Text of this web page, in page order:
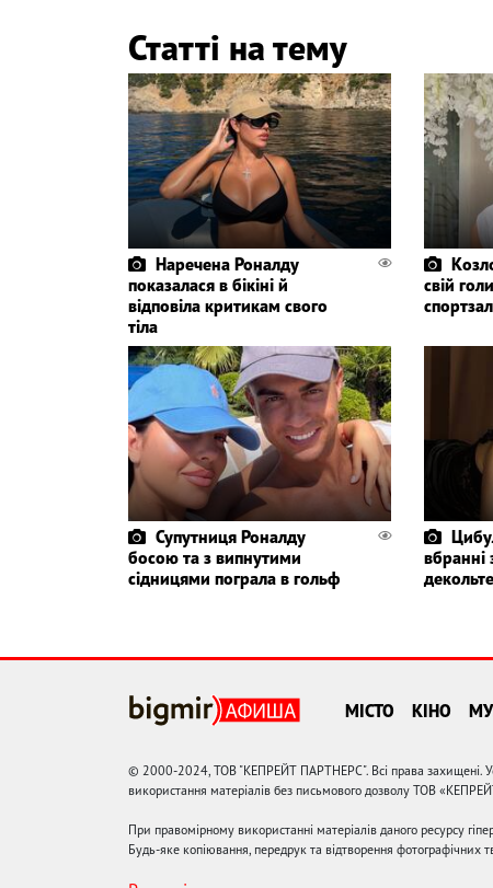
Статті на тему
Наречена Роналду
показалася в бікіні й
відповіла критикам свого
тіла
свій
Супутниця Роналду
босою та з випнутими
сідницями пограла в гольф
вбранні
МІСТО КІНО
© 2000-2024, ТОВ "КЕПРЕЙТ ПАРТНЕРС". Всі права захищені.
використання матеріалів без письмового дозволу ТОВ
При правомірному використанні матеріалів даного ресурсу
Будь-яке копіювання, передрук та відтворення фотографічних